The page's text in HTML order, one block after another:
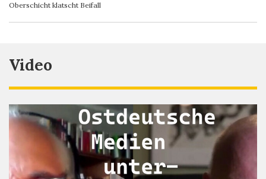
Oberschicht klatscht Beifall
Video